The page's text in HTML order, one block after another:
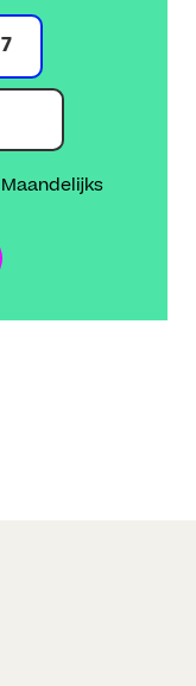
7
Maandelijks